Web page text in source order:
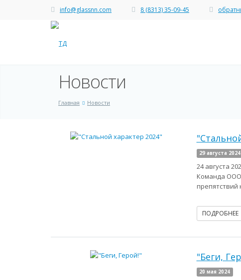
info@glassnn.com 8 (8313) 35-09-45
Новости
Главная Новости
29 августа 2024
24 августа
Команда ООО
препятствий
ПОДРОБНЕЕ
"Беги,
20 мая 2024